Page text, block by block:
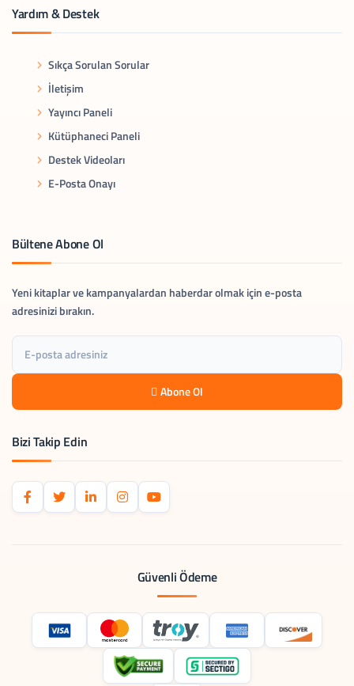
Yardım & Destek
Sıkça Sorulan Sorular
İletişim
Yayıncı Paneli
Kütüphaneci Paneli
Destek Videoları
E-Posta Onayı
Bültene Abone Ol
Yeni kitaplar ve kampanyalardan haberdar olmak için e-posta
adresinizi bırakın.
Abone Ol
Bizi Takip Edin
Güvenli Ödeme